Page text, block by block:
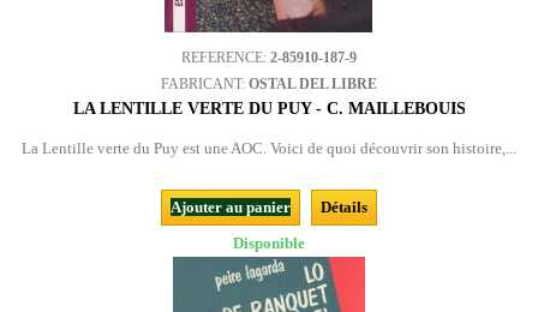
REFERENCE: 2-85910-187-9
FABRICANT: OSTAL DEL LIBRE
LA LENTILLE VERTE DU PUY - C. MAILLEBOUIS
La Lentille verte du Puy est une AOC. Voici de quoi découvrir son histoire,...
Ajouter au panier
Détails
Disponible